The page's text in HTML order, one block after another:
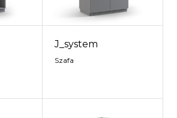
J_system
Szafa